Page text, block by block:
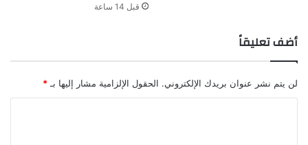
قبل 14 ساعة
أضف تعليقاً
لن يتم نشر عنوان بريدك الإلكتروني. الحقول الإلزامية مشار إليها بـ*